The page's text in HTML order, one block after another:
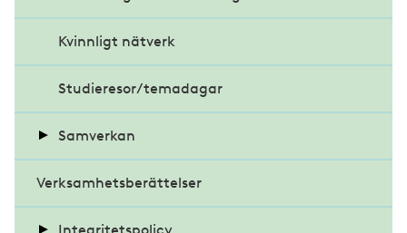
Glasmästerigruppen
Inramningsgruppen
Om Inramningsgruppen
Förhandlingsdelegationen
Veteranklubben
Stadgar
Etiska regler
Föreningsmöte 2026
Kvinnligt nätverk
Studieresor/temadagar
Samverkan
Almedalsveckan
Verksamhetsberättelser